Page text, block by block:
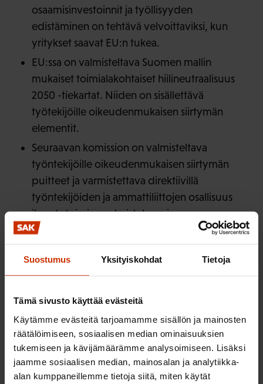
Suostumus Yksityiskohdat Tietoja
Tämä sivusto käyttää evästeitä
Käytämme evästeitä tarjoamamme sisällön ja mainosten
räätälöimiseen, sosiaalisen median ominaisuuksien
tukemiseen ja kävijämäärämme analysoimiseen. Lisäksi
jaamme sosiaalisen median, mainosalan ja analytiikka-
alan kumppaneillemme tietoja siitä, miten käytät
osaamisinvestoinnit ja työllisyyden
edistäminen on tehtävä velvoittaviksi, kun
yritykset saavat EU:n tukea.
EU:ssa on valmisteltava Suomen mallin
mukaiset toimialakohtaiset hiilineutraalisuus
2050 -tiekartat. Niiden on sisällettävä
työtekijöille oikeudenmukaisen siirtymän
elementit.
Seuraavan komission on valmisteltava
työntekijöille oikeudenmukaisen siirtymän
puitteet ja varmistettava direktiivillä
työntekijöiden ja ammattiliittojen osallisuus
ilmastotoimien valmistelussa ja
toteutuksessa.
painoarvoa on vahvistettava talouden
julkisten hankintojen säännöissä.
LÖYDÄ LISÄÄ TÄMÄNKALTAISTA SISÄLTÖÄ: